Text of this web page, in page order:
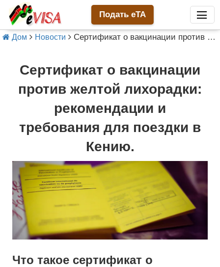
Подать eTA
Дом Новости Сертификат о вакцинации против желтой лихорадки: рекомендации и требования для поездки в Кению.
Сертификат о вакцинации
против желтой лихорадки:
рекомендации и
требования для поездки в
Кению.
Что такое сертификат о